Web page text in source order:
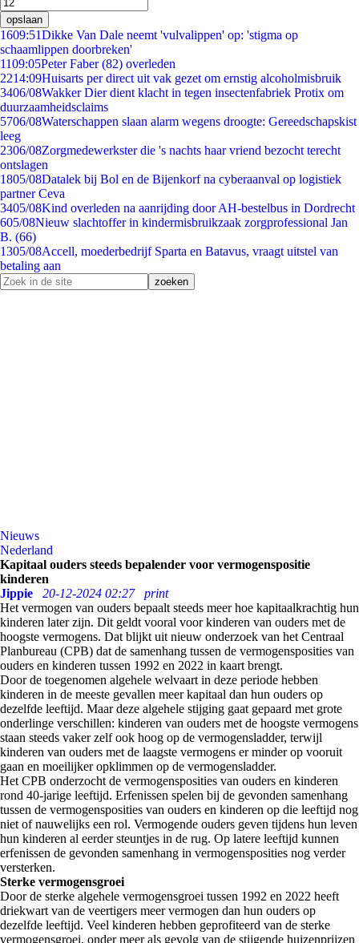
opslaan
1609:51Dikke Van Dale neemt 'vulvalippen' op: 'stigma op
schaamlippen doorbreken'
1109:05Peter Faber (82) overleden
2214:09Huisarts per direct uit vak gezet om ernstig alcoholmisbruik
3406/08Wakker Dier dient klacht in tegen insectenfabriek Protix om
duurzaamheidsclaims
5706/08Waterschappen slaan alarm wegens droogte: Gereedschapskist
leeg
2306/08Zorgmedewerkster die 's nachts haar vriend bezocht terecht
ontslagen
1805/08Datalek bij Bol en de Bijenkorf na cyberaanval op logistiek
partner Ceva
3405/08Kind overleden na aanrijding door AH-bestelbus in Dordrecht
605/08Nieuw slachtoffer in kindermisbruikzaak zorgprofessional Jan
B. (66)
1305/08Accell, moederbedrijf Sparta en Batavus, vraagt uitstel van
betaling aan
Nieuws
Nederland
Kapitaal ouders steeds bepalender voor vermogenspositie
kinderen
Jippie
20-12-2024 02:27
print
Het vermogen van ouders bepaalt steeds meer hoe kapitaalkrachtig hun
kinderen later zijn. Dit geldt vooral voor kinderen van ouders met de
hoogste vermogens. Dat blijkt uit nieuw onderzoek van het Centraal
Planbureau (CPB) dat de samenhang tussen de vermogensposities van
ouders en kinderen tussen 1992 en 2022 in kaart brengt.
Door de toegenomen algehele welvaart in deze periode hebben
kinderen in de meeste gevallen meer kapitaal dan hun ouders op
dezelfde leeftijd. Maar deze algehele stijging gaat gepaard met grote
onderlinge verschillen: kinderen van ouders met de hoogste vermogens
staan steeds vaker zelf ook hoog op de vermogensladder, terwijl
kinderen van ouders met de laagste vermogens er minder op vooruit
gaan en moeilijker opklimmen op de vermogensladder.
Het CPB onderzocht de vermogensposities van ouders en kinderen
rond 40-jarige leeftijd. Erfenissen spelen bij de gevonden samenhang
tussen de vermogensposities van ouders en kinderen op die leeftijd nog
niet of nauwelijks een rol. Vermogende ouders geven tijdens hun leven
hun kinderen al eerder steuntjes in de rug. Op latere leeftijd kunnen
erfenissen de gevonden samenhang in vermogensposities nog verder
versterken.
Sterke vermogensgroei
Door de sterke algehele vermogensgroei tussen 1992 en 2022 heeft
driekwart van de veertigers meer vermogen dan hun ouders op
dezelfde leeftijd. Veel kinderen hebben geprofiteerd van de sterke
vermogensgroei, onder meer als gevolg van de stijgende huizenprijzen